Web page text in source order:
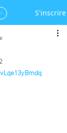
S'inscrire